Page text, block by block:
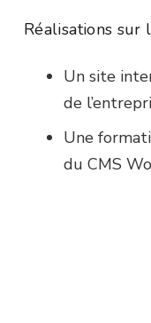
Réalisations sur
Un site
de
Une
du CMS